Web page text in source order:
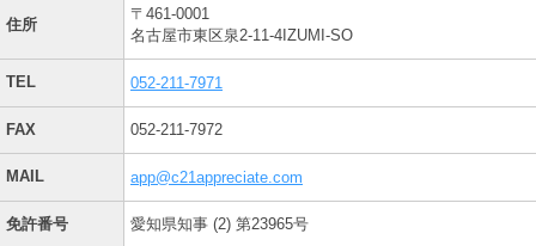
住所
〒461-0001
名古屋市東区泉2-11-4IZUMI-SO
TEL 052-211-7971
FAX 052-211-7972
MAIL app@c21appreciate.com
免許番号 愛知県知事 (2) 第23965号